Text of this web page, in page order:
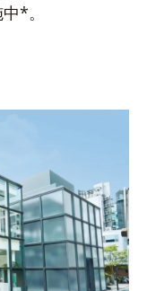
*。